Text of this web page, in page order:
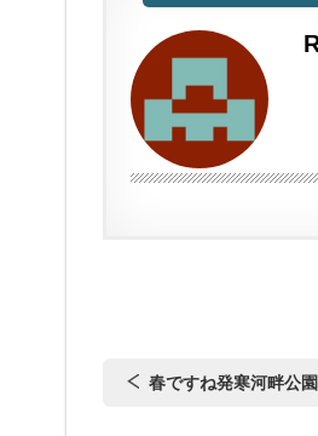
春ですね発寒河畔公